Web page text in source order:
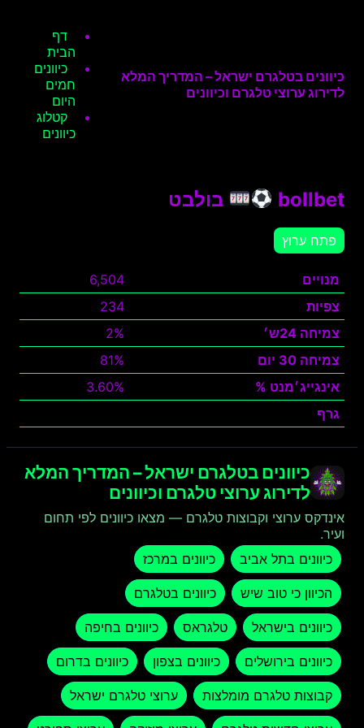
כיוונים בטלגרם ישראל – המדריך המלא
לדירוג ערוצי טלגרם וכיוונים
דף
הבית
כיוונים
חמים
היום
קטלוג
כיוונים
bollbet בולבט
פתח ערוץ
מנויים
6,504
צפיות
234
צמיחה 24ש׳
2%
צמיחה 30 יום
81%
אינגייג׳מנט %
3.60%
גרף
כיוונים בטלגרם ישראל – המדריך המלא
לדירוג ערוצי טלגרם וכיוונים
אינדקס ערוצי וקבוצות טלגרם — מצאו כיוונים לפי תחום
ועיר.
כיוונים בתל אביב
כיוונים במרכז
הכיוון כי טוב שיש כיוונים בטלגרם
כיוונים בישראל טלגראס כיוונים בחיפה
כיוונים בירושלים כיוונים בצפון כיוונים בדרום
קבוצות טלגרם מומלצות ערוצי טלגרם ישראל